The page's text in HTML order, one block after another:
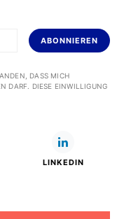
ABONNIEREN
DASS MICH
DARF. DIESE EINWILLIGUNG
LINKEDIN